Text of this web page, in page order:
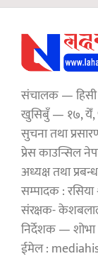
संचालक — हिसी
खुसिबुँ — १७, येँ,
सुचना तथा
प्रेस काउन्सिल
अध्यक्ष तथा
सम्पादक : रसिया
संरक्षक-
निर्देशक — शोभा
ईमेल :